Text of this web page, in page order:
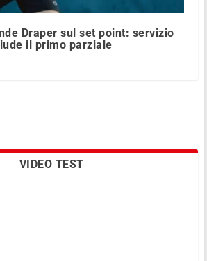
Draper sul set point: servizio
il primo parziale
VIDEO TEST